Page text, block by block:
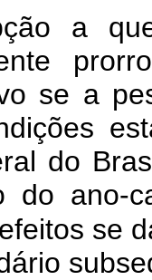
a que
se a
do
do ano-
se